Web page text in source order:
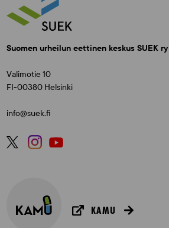
Suomen urheilun eettinen keskus SUEK ry
Valimotie 10
FI-00380 Helsinki
info@suek.fi
KAMU